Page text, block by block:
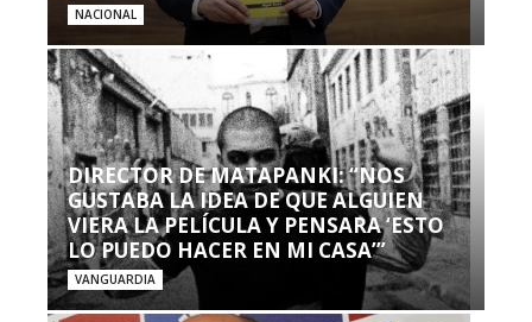
NACIONAL
DIRECTOR DE MATAPANKI: “NOS
GUSTABA LA IDEA DE QUE ALGUIEN
VIERA LA PELÍCULA Y PENSARA ‘ESTO
LO PUEDO HACER EN MI CASA’”
VANGUARDIA